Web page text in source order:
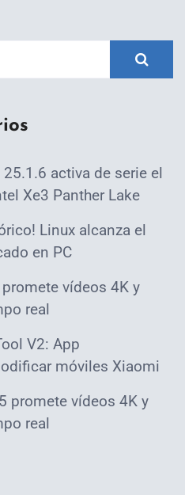
25.1.6 activa de serie el
Xe3 Panther Lake
Linux alcanza el
en PC
vídeos 4K y
real
V2: App
móviles Xiaomi
promete vídeos 4K y
real